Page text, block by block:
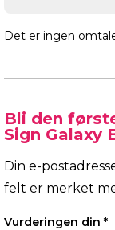
Det er ingen
Bli den
Sign Galaxy
Din e-
felt er merket
Vurderingen din *